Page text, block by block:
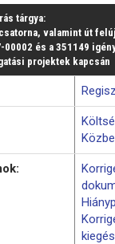
tárgya:
valamint út
és a 351149
projektek kapcsán